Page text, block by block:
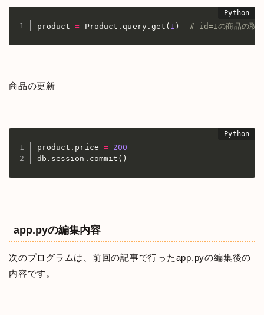
product = Product . query. get ( 1 ) # id=1の商品の取得
商品の更新
product . price = 200
db . session . commit ( )
app.pyの編集内容
次のプログラムは、前回の記事で行ったapp.pyの編集後の
内容です。